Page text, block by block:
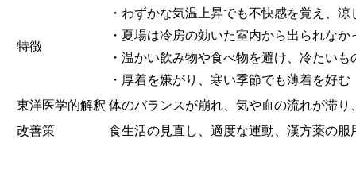
特徴
・わずかな気温上昇でも不快感を覚え、
・夏場は冷房の効いた室内から出られな
・温かい飲み物や食べ物を避け、冷たい
・厚着を嫌がり、寒い季節でも薄着を好む
東洋医学的解釈 体のバランスが崩れ、気や血の流れが滞
改善策
食生活の見直し、適度な運動、漢方薬の服